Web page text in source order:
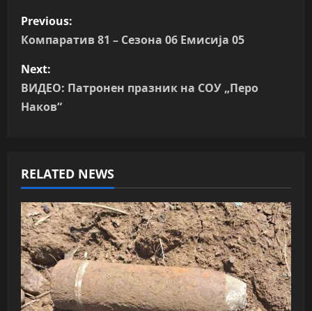
P
o
s
t
v
i
g
a
Previous:
Компаратив 81 – Сезона 06 Емисија 05
Next:
ВИДЕО: Патронен празник на СОУ „Перо
Наков“
RELATED NEWS